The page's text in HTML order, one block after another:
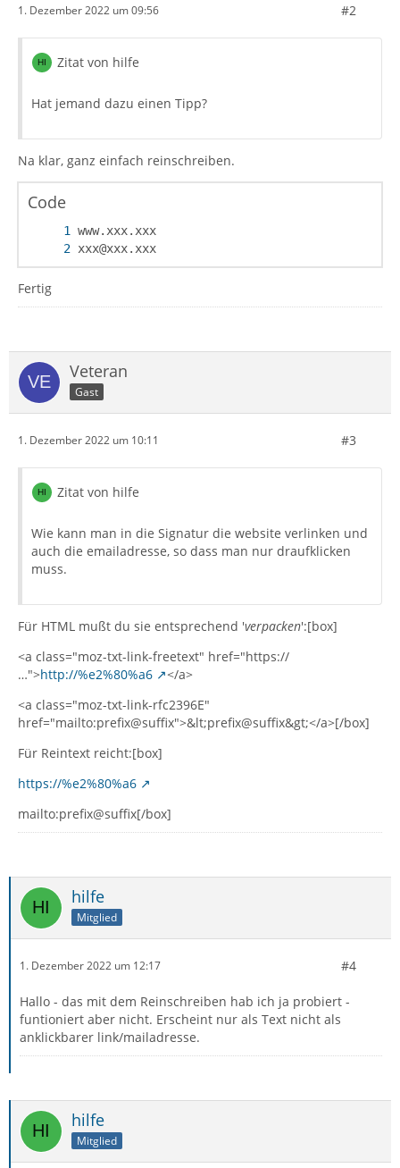
1. Dezember 2022 um 09:56 #2
Zitat von hilfe
Hat jemand dazu einen Tipp?
Na klar, ganz einfach reinschreiben.
Code
xxx@xxx.xxx
Fertig
Veteran
Gast
1. Dezember 2022 um 10:11 #3
Zitat von hilfe
Wie kann man in die Signatur die website verlinken und
auch die emailadresse, so dass man nur draufklicken
muss.
Für HTML mußt du sie entsprechend 'verpacken':[box]
<a class="moz-txt-link-freetext" href="https://
…">http://%e2%80%a6
</a>
<a class="moz-txt-link-rfc2396E"
href="mailto:prefix@suffix">&lt;prefix@suffix&gt;</a>[/box]
Für Reintext reicht:[box]
https://%e2%80%a6
mailto:prefix@suffix[/box]
hilfe
Mitglied
1. Dezember 2022 um 12:17 #4
Hallo - das mit dem Reinschreiben hab ich ja probiert -
funtioniert aber nicht. Erscheint nur als Text nicht als
anklickbarer link/mailadresse.
hilfe
Mitglied